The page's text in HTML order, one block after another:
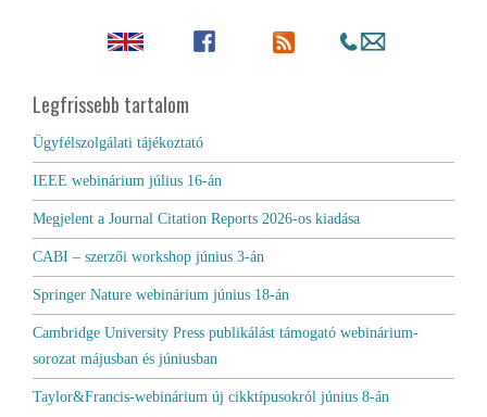
Legfrissebb tartalom
Ügyfélszolgálati tájékoztató
IEEE webinárium július 16-án
Megjelent a Journal Citation Reports 2026-os kiadása
CABI – szerzői workshop június 3-án
Springer Nature webinárium június 18-án
Cambridge University Press publikálást támogató webinárium-
sorozat májusban és júniusban
Taylor&Francis-webinárium új cikktípusokról június 8-án